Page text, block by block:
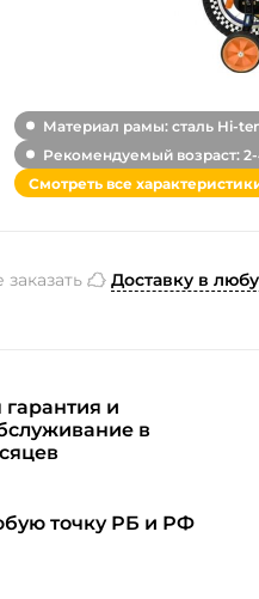
Материал рамы: сталь Hi-
Рекомендуемый возраст: 2-
Смотреть все
Доставку в
и
в
точку РБ и РФ